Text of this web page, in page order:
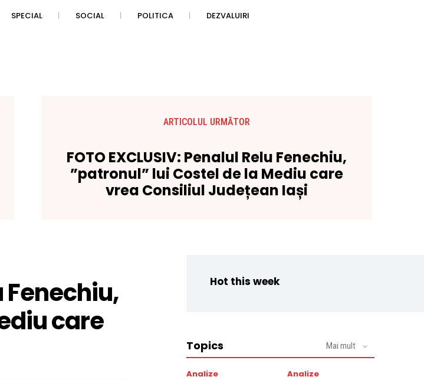
SPECIAL SOCIAL POLITICA DEZVALUIRI
ARTICOLUL URMĂTOR
FOTO EXCLUSIV: Penalul Relu Fenechiu,
”patronul” lui Costel de la Mediu care
vrea Consiliul Județean Iași